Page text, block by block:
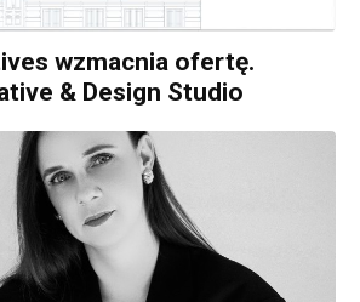
wzmacnia ofertę.
& Design Studio